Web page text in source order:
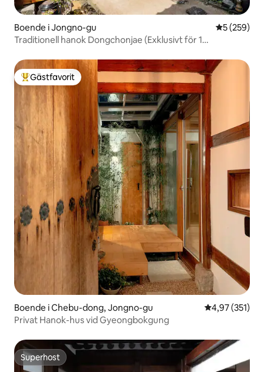
Boende i Jongno-gu 5 av 5 i
5 (259)
Traditionell hanok Dongchonjae (Exklusivt för 1
Populär gästfavorit
Gästfavorit
Boende i Chebu-dong, Jongno-gu 4,97 av 5 i
4,97 (351)
Privat Hanok-hus vid Gyeongbokgung
Superhost
Superhost